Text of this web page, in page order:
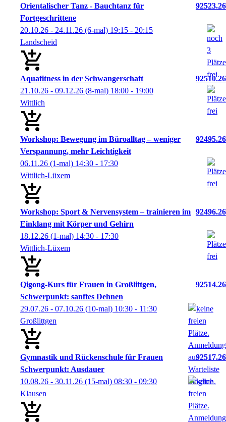
Qigong-Kurs für Frauen in Großlittgen,
Schwerpunkt: sanftes Dehnen
92514.26
29.07.26 - 07.10.26 (10-mal) 10:30 - 11:30
Großlittgen
Gymnastik und Rückenschule für Frauen
Schwerpunkt: Ausdauer
92517.26
10.08.26 - 30.11.26 (15-mal) 08:30 - 09:30
Klausen
Orientalischer Tanz - Bauchtanz für
Fortgeschrittene
92523.26
20.10.26 - 24.11.26 (6-mal) 19:15 - 20:15
Landscheid
Aquafitness in der Schwangerschaft
92510.26
21.10.26 - 09.12.26 (8-mal) 18:00 - 19:00
Wittlich
Workshop: Bewegung im Büroalltag – weniger
Verspannung, mehr Leichtigkeit
92495.26
06.11.26 (1-mal) 14:30 - 17:30
Wittlich-Lüxem
Workshop: Sport & Nervensystem – trainieren im
Einklang mit Körper und Gehirn
92496.26
18.12.26 (1-mal) 14:30 - 17:30
Wittlich-Lüxem